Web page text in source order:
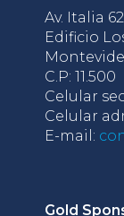
Av. Italia
Edificio
C.P: 11.500
Celular
Celular
E-mail:
Gold